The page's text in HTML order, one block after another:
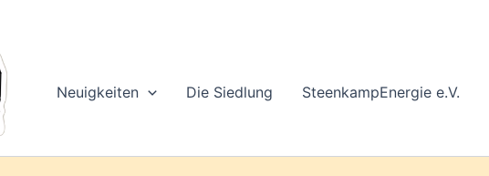
Neuigkeiten Die Siedlung SteenkampEnergie e.V.
ein ...